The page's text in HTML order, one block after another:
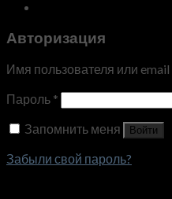
Авторизация
Имя пользователя или email
Пароль *
Запомнить меня
Войти
Забыли свой пароль?